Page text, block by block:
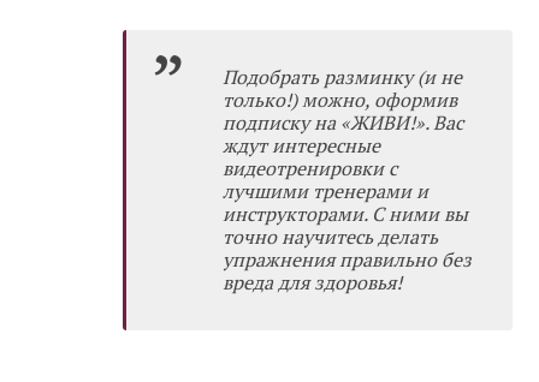
Подобрать разминку (и не
только!) можно, оформив
подписку на «ЖИВИ!». Вас
ждут интересные
видеотренировки с
лучшими тренерами и
инструкторами. С ними вы
точно научитесь делать
упражнения правильно без
вреда для здоровья!